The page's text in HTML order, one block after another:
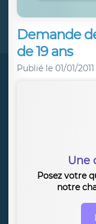
Demande
de 19 ans
Publié le 01/01/2011
Une
Posez votre
notre